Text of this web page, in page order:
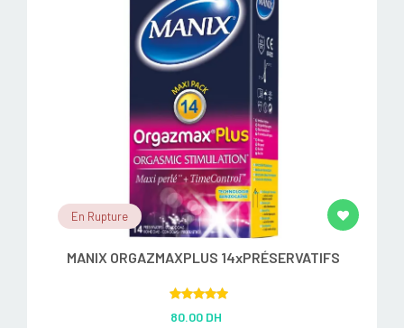
En Rupture
MANIX ORGAZMAXPLUS 14xPRÉSERVATIFS
out of 5
80.00 DH